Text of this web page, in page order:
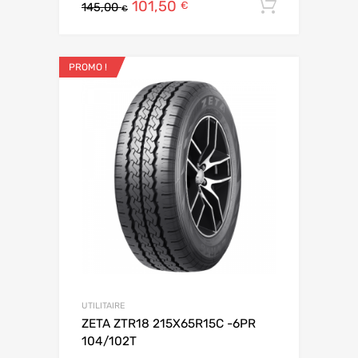
145,00€ 101,50 €
PROMO !
UTILITAIRE
ZETA ZTR18 215X65R15C -6PR
104/102T